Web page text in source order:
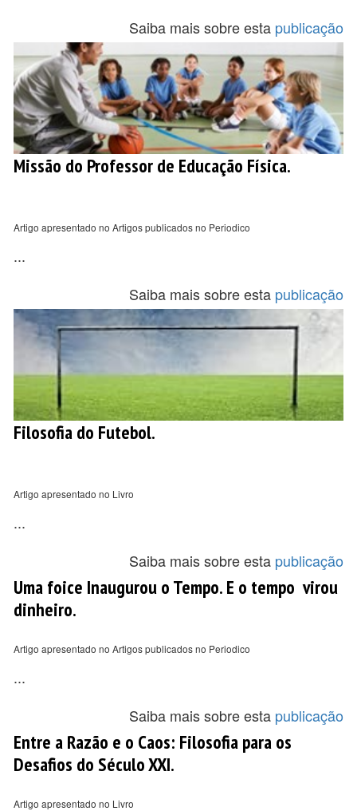
Saiba mais sobre esta publicação
Missão do Professor de Educação Física.
Artigo apresentado no Artigos publicados no Periodico
...
Saiba mais sobre esta publicação
Filosofia do Futebol.
Artigo apresentado no Livro
...
Saiba mais sobre esta publicação
Uma foice Inaugurou o Tempo. E o tempo virou
dinheiro.
Artigo apresentado no Artigos publicados no Periodico
...
Saiba mais sobre esta publicação
Entre a Razão e o Caos: Filosofia para os
Desafios do Século XXI.
Artigo apresentado no Livro